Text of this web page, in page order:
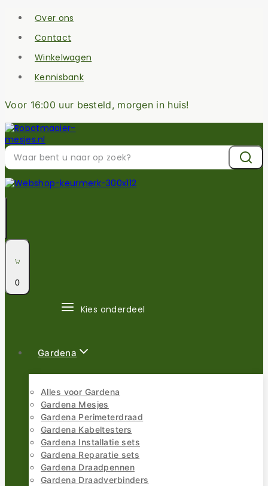
Over ons
Contact
Winkelwagen
Kennisbank
Voor 16:00 uur besteld, morgen in huis!
0
Kies onderdeel
Gardena
Alles voor Gardena
Gardena Mesjes
Gardena Perimeterdraad
Gardena Kabeltesters
Gardena Installatie sets
Gardena Reparatie sets
Gardena Draadpennen
Gardena Draadverbinders